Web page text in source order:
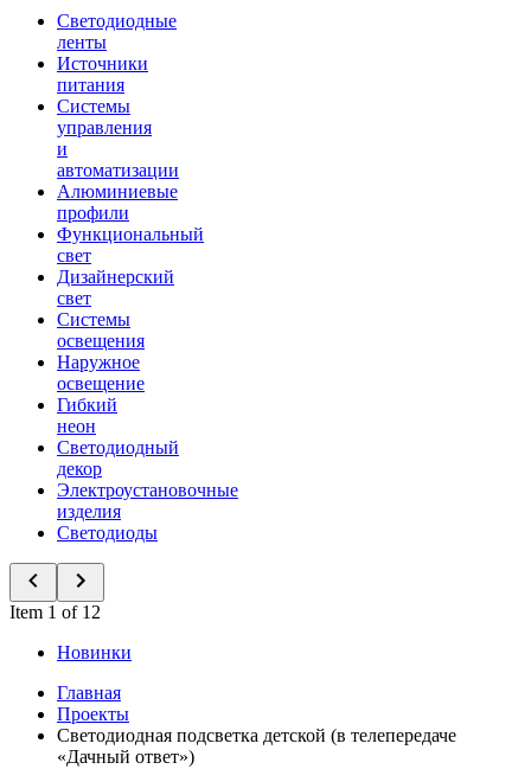
Светодиодные
ленты
Источники
питания
Системы
управления
и
автоматизации
Алюминиевые
профили
Функциональный
свет
Дизайнерский
свет
Системы
освещения
Наружное
освещение
Гибкий
неон
Светодиодный
декор
Электроустановочные
изделия
Светодиоды
Item 1 of 12
Новинки
Главная
Проекты
Светодиодная подсветка детской (в телепередаче
«Дачный ответ»)